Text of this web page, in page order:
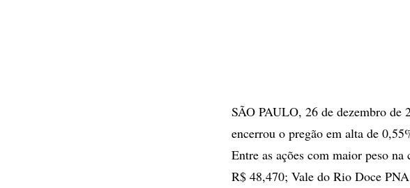
SÃO PAULO, 26 de dezembro de
encerrou o pregão em alta de
Entre as ações com maior peso
R$ 48,470; Vale do Rio Doce